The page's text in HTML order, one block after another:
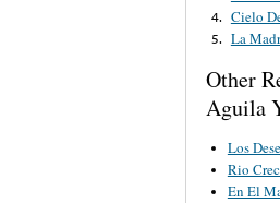
4. Cielo
5. La
Other
Aguila
Los
Rio
En El